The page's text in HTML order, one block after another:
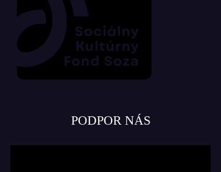
PODPOR NÁS